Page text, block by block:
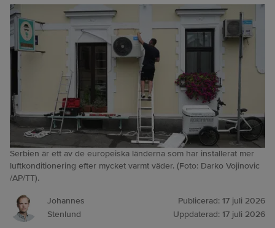
Serbien är ett av de europeiska länderna som har installerat mer
luftkonditionering efter mycket varmt väder. (Foto: Darko Vojinovic
/AP/TT).
Johannes
Stenlund
Publicerad: 17 juli 2026
Uppdaterad: 17 juli 2026